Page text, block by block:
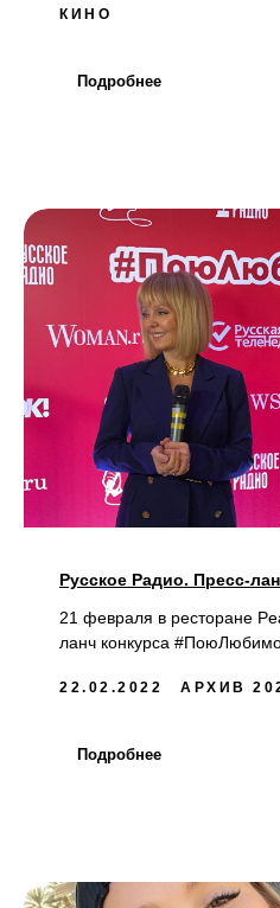
КИНО
Подробнее
Русское Радио. Пресс-
21 февраля в ресторане
ланч конкурса
22.02.2022 АРХИВ
Подробнее